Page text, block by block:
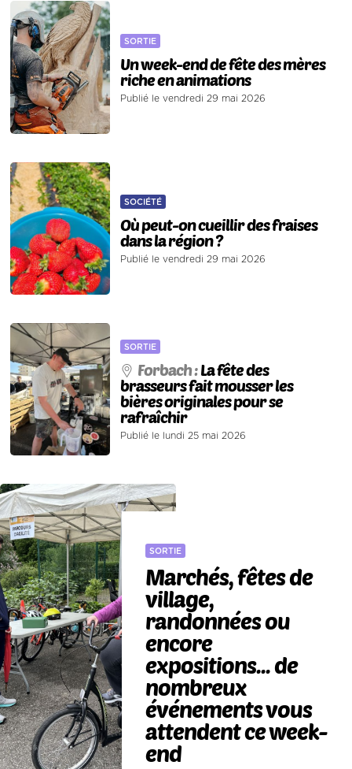
SORTIE
Un week-end de fête des mères
riche en animations
Publié le vendredi 29 mai 2026
SOCIÉTÉ
Où peut-on cueillir des fraises
dans la région ?
Publié le vendredi 29 mai 2026
SORTIE
Forbach :La fête des
brasseurs fait mousser les
bières originales pour se
rafraîchir
Publié le lundi 25 mai 2026
SORTIE
Marchés, fêtes de
village,
randonnées ou
encore
expositions... de
nombreux
événements vous
attendent ce week-
end